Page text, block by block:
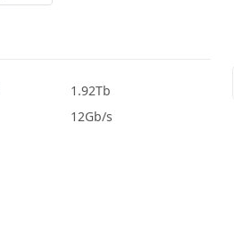
1.92Tb
12Gb/s